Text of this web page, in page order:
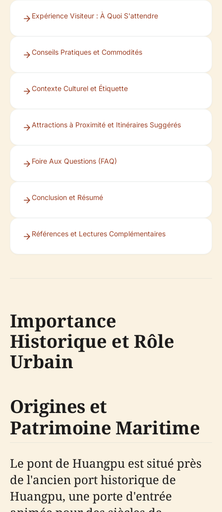
Expérience Visiteur : À Quoi S'attendre
Conseils Pratiques et Commodités
Contexte Culturel et Étiquette
Attractions à Proximité et Itinéraires Suggérés
Foire Aux Questions (FAQ)
Conclusion et Résumé
Références et Lectures Complémentaires
Importance
Historique et Rôle
Urbain
Origines et
Patrimoine Maritime
Le pont de Huangpu est situé près
de l'ancien port historique de
Huangpu, une porte d'entrée